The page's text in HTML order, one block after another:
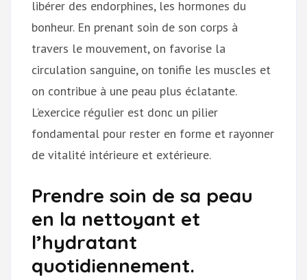
libérer des endorphines, les hormones du
bonheur. En prenant soin de son corps à
travers le mouvement, on favorise la
circulation sanguine, on tonifie les muscles et
on contribue à une peau plus éclatante.
L’exercice régulier est donc un pilier
fondamental pour rester en forme et rayonner
de vitalité intérieure et extérieure.
Prendre soin de sa peau
en la nettoyant et
l’hydratant
quotidiennement.